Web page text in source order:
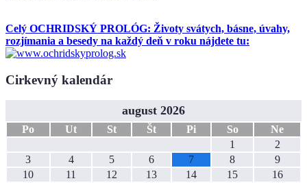
Celý OCHRIDSKÝ PROLÓG: Životy svátych, básne, úvahy,
rozjímania a besedy na každý deň v roku nájdete tu:
Cirkevný kalendár
august 2026
Po Ut St Št Pi So
Ne
1
2
3
4 5 6 7 8
9
10
11 12 13 14 15
16